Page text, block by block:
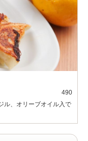
490
ル、オリーブオイル入で